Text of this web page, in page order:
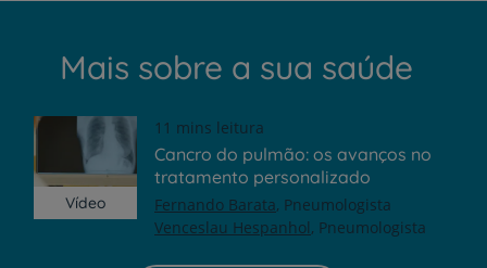
Mais sobre a sua saúde
Vídeo
11 mins leitura
Cancro do pulmão: os avanços no
tratamento personalizado
Fernando Barata Pneumologista
Venceslau Hespanhol Pneumologista